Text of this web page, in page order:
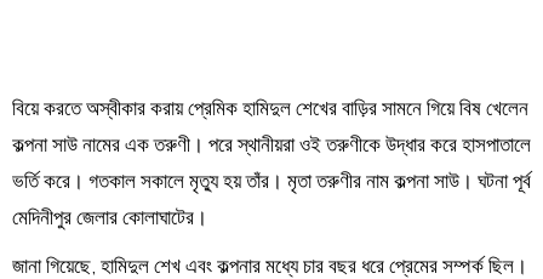
বিয়ে করতে অস্বীকার করায় প্রেমিক হামিদুল শেখের বাড়ির সামনে গিয়ে বিষ খেলেন
কল্পনা সাউ নামের এক তরুণী। পরে স্থানীয়রা ওই তরুণীকে উদ্ধার করে হাসপাতালে
ভর্তি করে। গতকাল সকালে মৃত্যু হয় তাঁর। মৃতা তরুণীর নাম কল্পনা সাউ। ঘটনা পূর্ব
মেদিনীপুর জেলার কোলাঘাটের।
জানা গিয়েছে, হামিদুল শেখ এবং কল্পনার মধ্যে চার বছর ধরে প্রেমের সম্পর্ক ছিল।